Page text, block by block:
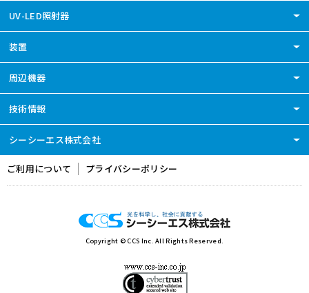
UV-LED照射器
装置
周辺機器
技術情報
シーシーエス株式会社
ご利用について プライバシーポリシー
Copyright © CCS Inc. All Rights Reserved.